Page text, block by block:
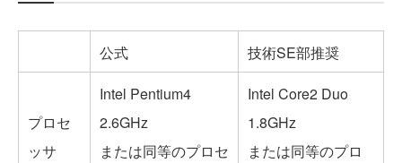
公式 技術SE部推奨
プロセ
ッサ
Intel Pentium4
2.6GHz
または同等のプロセ
Intel Core2 Duo
1.8GHz
または同等のプロ